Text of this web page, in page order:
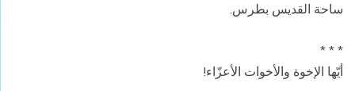
ساحة القديس بطرس.
* * *
أيّها الإخوة والأخوات الأعزّاء!